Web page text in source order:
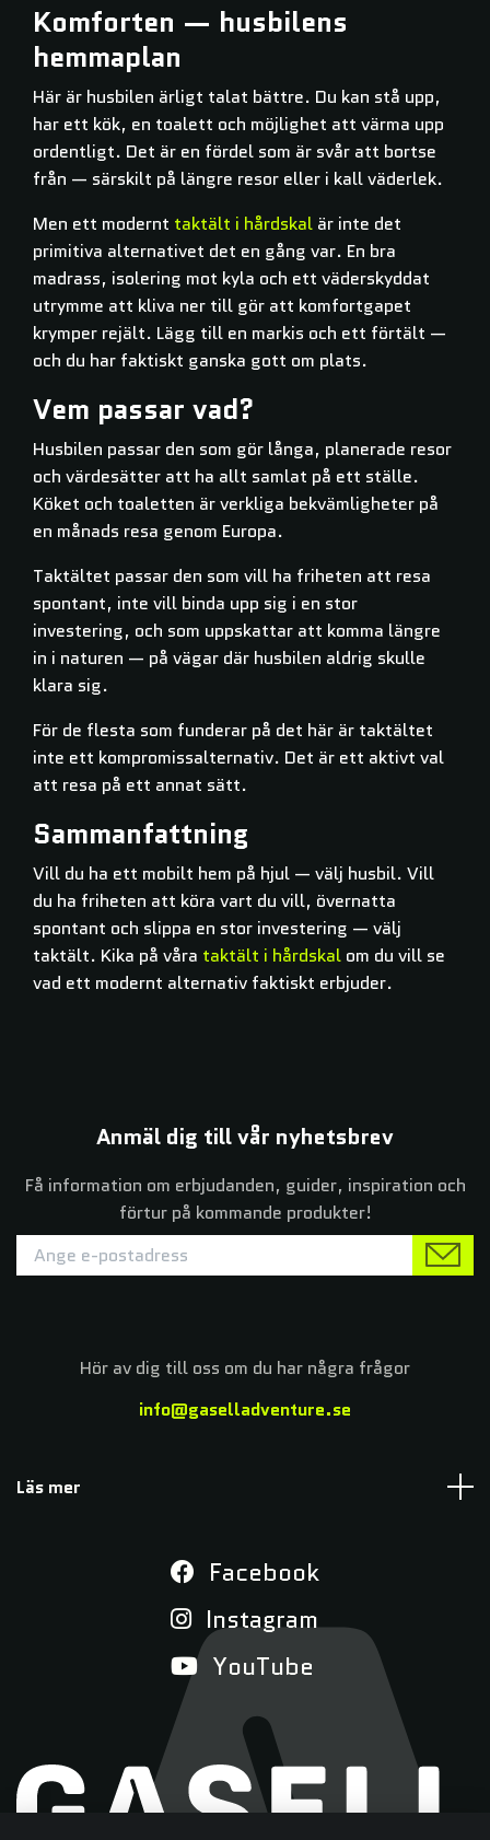
Komforten — husbilens
hemmaplan
Här är husbilen ärligt talat bättre. Du kan stå upp,
har ett kök, en toalett och möjlighet att värma upp
ordentligt. Det är en fördel som är svår att bortse
från — särskilt på längre resor eller i kall väderlek.
Men ett modernt taktält i hårdskal är inte det
primitiva alternativet det en gång var. En bra
madrass, isolering mot kyla och ett väderskyddat
utrymme att kliva ner till gör att komfortgapet
krymper rejält. Lägg till en markis och ett förtält —
och du har faktiskt ganska gott om plats.
Vem passar vad?
Husbilen passar den som gör långa, planerade resor
och värdesätter att ha allt samlat på ett ställe.
Köket och toaletten är verkliga bekvämligheter på
en månads resa genom Europa.
Taktältet passar den som vill ha friheten att resa
spontant, inte vill binda upp sig i en stor
investering, och som uppskattar att komma längre
in i naturen — på vägar där husbilen aldrig skulle
klara sig.
För de flesta som funderar på det här är taktältet
inte ett kompromissalternativ. Det är ett aktivt val
att resa på ett annat sätt.
Sammanfattning
Vill du ha ett mobilt hem på hjul — välj husbil. Vill
du ha friheten att köra vart du vill, övernatta
spontant och slippa en stor investering — välj
taktält. Kika på våra taktält i hårdskal om du vill se
vad ett modernt alternativ faktiskt erbjuder.
Anmäl dig till vår nyhetsbrev
Få information om erbjudanden, guider, inspiration och
förtur på kommande produkter!
Hör av dig till oss om du har några frågor
info@gaselladventure.se
Läs mer
Facebook
Instagram
YouTube